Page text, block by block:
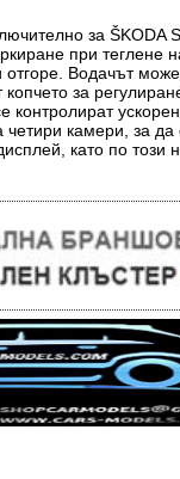
за ŠKODA
при теглене
Водачът
за
контролират
камери, за да
като по този